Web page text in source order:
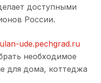
доступными
России.
ulan-ude.pechgrad.ru
необходимое
для дома, коттеджа